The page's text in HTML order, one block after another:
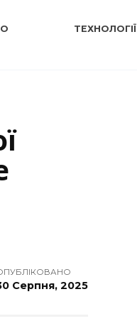
ТЕХНОЛОГІЇ
Серпня, 2025